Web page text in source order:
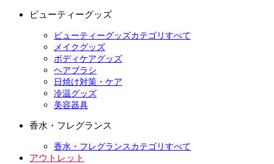
ビューティーグッズ
ビューティーグッズカテゴリすべて
メイクグッズ
ボディケアグッズ
ヘアブラシ
日焼け対策・ケア
冷温グッズ
美容器具
香水・フレグランス
香水・フレグランスカテゴリすべて
アウトレット